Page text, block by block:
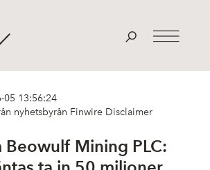
05 13:56:24
nyhetsbyrån Finwire Disclaimer
Beowulf Mining PLC: